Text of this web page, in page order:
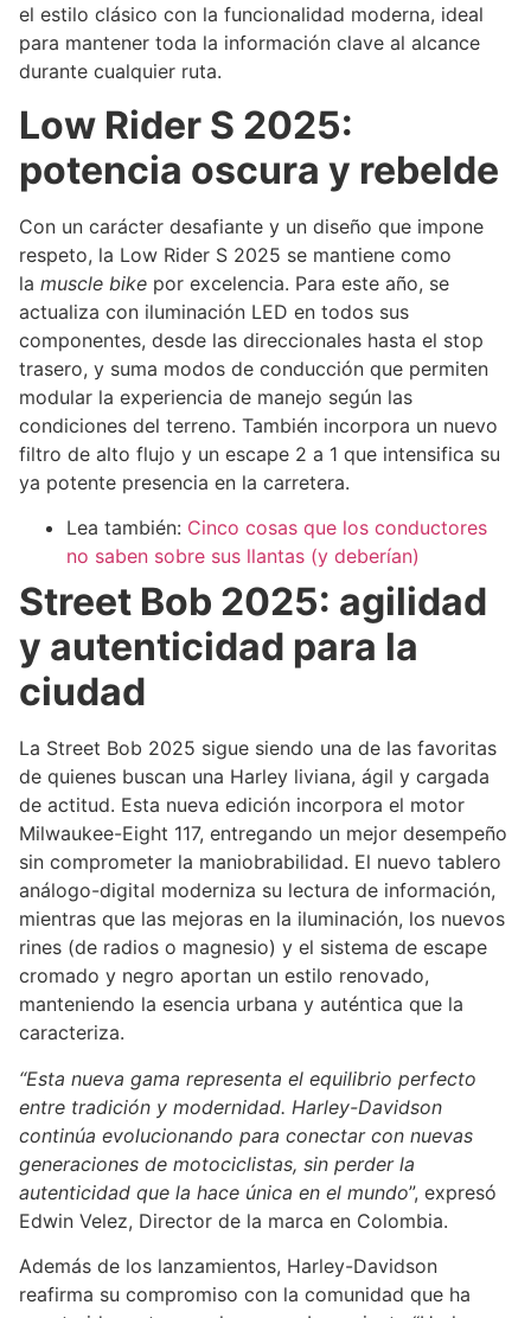
el estilo clásico con la funcionalidad moderna, ideal
para mantener toda la información clave al alcance
durante cualquier ruta.
Low Rider S 2025:
potencia oscura y rebelde
Con un carácter desafiante y un diseño que impone
respeto, la Low Rider S 2025 se mantiene como
la muscle bike por excelencia. Para este año, se
actualiza con iluminación LED en todos sus
componentes, desde las direccionales hasta el stop
trasero, y suma modos de conducción que permiten
modular la experiencia de manejo según las
condiciones del terreno. También incorpora un nuevo
filtro de alto flujo y un escape 2 a 1 que intensifica su
ya potente presencia en la carretera.
Lea también: Cinco cosas que los conductores
no saben sobre sus llantas (y deberían)
Street Bob 2025: agilidad
y autenticidad para la
ciudad
La Street Bob 2025 sigue siendo una de las favoritas
de quienes buscan una Harley liviana, ágil y cargada
de actitud. Esta nueva edición incorpora el motor
Milwaukee-Eight 117, entregando un mejor desempeño
sin comprometer la maniobrabilidad. El nuevo tablero
análogo-digital moderniza su lectura de información,
mientras que las mejoras en la iluminación, los nuevos
rines (de radios o magnesio) y el sistema de escape
cromado y negro aportan un estilo renovado,
manteniendo la esencia urbana y auténtica que la
caracteriza.
“Esta nueva gama representa el equilibrio perfecto
entre tradición y modernidad. Harley-Davidson
continúa evolucionando para conectar con nuevas
generaciones de motociclistas, sin perder la
autenticidad que la hace única en el mundo”, expresó
Edwin Velez, Director de la marca en Colombia.
Además de los lanzamientos, Harley-Davidson
reafirma su compromiso con la comunidad que ha